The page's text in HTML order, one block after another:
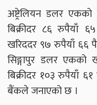
अष्ट्रेलियन डलर
बिक्रीदर ८६ रुपैयाँ
खरिददर ९७ रुपैयाँ ६६
सिङ्गापुर डलर एकको
बिक्रीदर १०३ रुपैयाँ ६१
बैंकले जनाएको छ ।